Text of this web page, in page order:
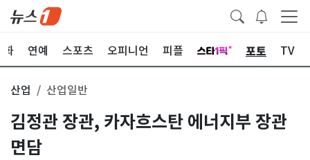
화 연예 스포츠 오피니언 피플 포토 TV
산업 산업일반
김정관 장관, 카자흐스탄 에너지부 장관
면담